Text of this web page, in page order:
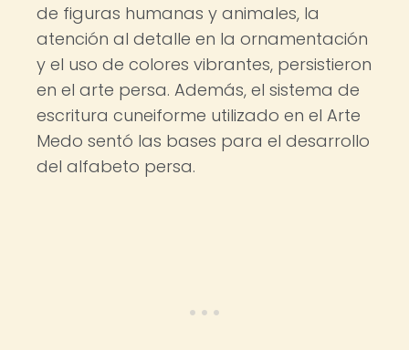
de figuras humanas y animales, la
atención al detalle en la ornamentación
y el uso de colores vibrantes, persistieron
en el arte persa. Además, el sistema de
escritura cuneiforme utilizado en el Arte
Medo sentó las bases para el desarrollo
del alfabeto persa.